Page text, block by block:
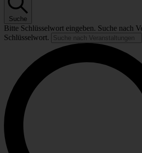
Suche
Bitte Schlüsselwort eingeben. Suche nach
Schlüsselwort.